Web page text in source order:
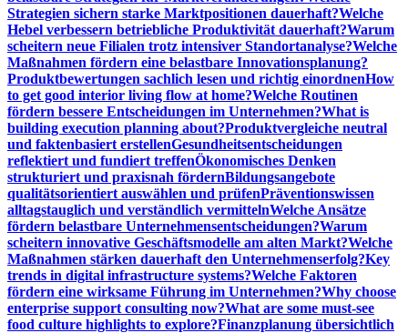
Strategien sichern starke Marktpositionen dauerhaft?Welche
Hebel verbessern betriebliche Produktivität dauerhaft?Warum
scheitern neue Filialen trotz intensiver Standortanalyse?Welche
Maßnahmen fördern eine belastbare Innovationsplanung?
Produktbewertungen sachlich lesen und richtig einordnenHow
to get good interior living flow at home?Welche Routinen
fördern bessere Entscheidungen im Unternehmen?What is
building execution planning about?Produktvergleiche neutral
und faktenbasiert erstellenGesundheitsentscheidungen
reflektiert und fundiert treffenÖkonomisches Denken
strukturiert und praxisnah fördernBildungsangebote
qualitätsorientiert auswählen und prüfenPräventionswissen
alltagstauglich und verständlich vermittelnWelche Ansätze
fördern belastbare Unternehmensentscheidungen?Warum
scheitern innovative Geschäftsmodelle am alten Markt?Welche
Maßnahmen stärken dauerhaft den Unternehmenserfolg?Key
trends in digital infrastructure systems?Welche Faktoren
fördern eine wirksame Führung im Unternehmen?Why choose
enterprise support consulting now?What are some must-see
food culture highlights to explore?Finanzplanung übersichtlich